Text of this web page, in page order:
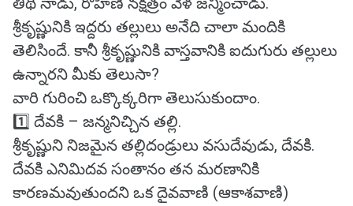
శ్రీకృష్ణునికి ఇద్దరు తల్లులు అనేది చాలా మందికి
తెలిసిందే. కానీ శ్రీకృష్ణునికి వాస్తవానికి ఐదుగురు తల్లులు
ఉన్నారని మీకు తెలుసా?
వారి గురించి ఒక్కొక్కరిగా తెలుసుకుందాం.
1️⃣ దేవకి – జన్మనిచ్చిన తల్లి.
శ్రీకృష్ణుని నిజమైన తల్లిదండ్రులు వసుదేవుడు, దేవకి.
దేవకి ఎనిమిదవ సంతానం తన మరణానికి
కారణమవుతుందని ఒక దైవవాణి (ఆకాశవాణి)